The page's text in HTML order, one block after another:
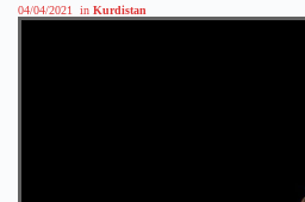
04/04/2021 in Kurdistan